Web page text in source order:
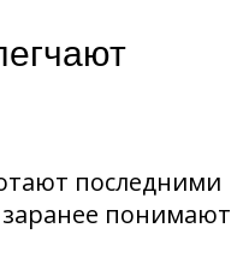
последними
понимают